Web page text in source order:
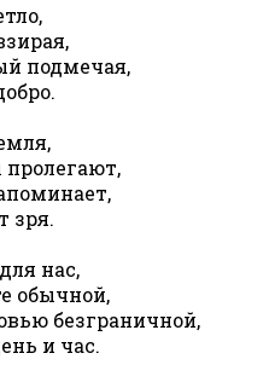
подмечая,
пролегают,
зря.
нас,
обычной,
безграничной,
и час.